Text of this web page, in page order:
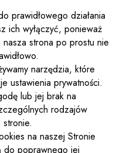
prawidłowego działania
ich wyłączyć, ponieważ
nasza strona po prostu nie
narzędzia, które
ustawienia prywatności.
lub jej brak na
rodzajów
na naszej Stronie
do poprawnego jej